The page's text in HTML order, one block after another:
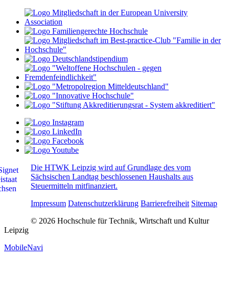
Die HTWK Leipzig wird auf Grundlage des vom
Sächsischen Landtag beschlossenen Haushalts aus
Steuermitteln mitfinanziert.
Impressum Datenschutzerklärung Barrierefreiheit Sitemap
© 2026 Hochschule für Technik, Wirtschaft und Kultur
Leipzig
MobileNavi